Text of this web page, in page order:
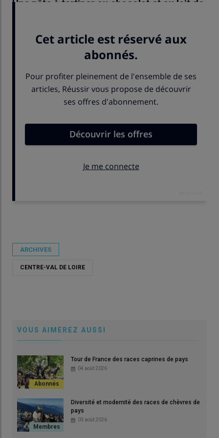
Une pâte à tartiner au chocolat et au lait de
ARCHIVES
CENTRE-VAL DE LOIRE
VOUS AIMEREZ AUSSI
Tour de France des races caprines de pays
04 août 2026
Diversité et modernité des races de chèvres de
pays
03 août 2026